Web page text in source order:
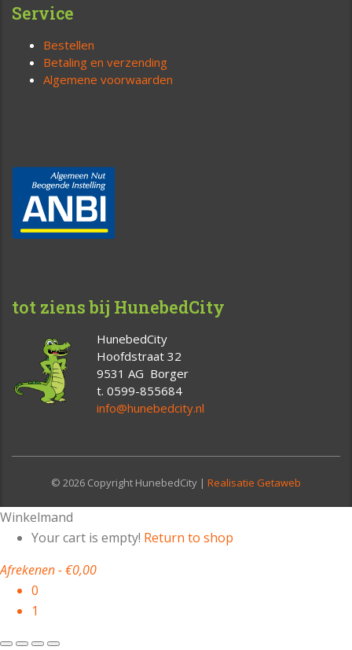
Service
Bestellen
Betaling en verzending
Algemene voorwaarden
tot ziens bij HunebedCity
HunebedCity
Hoofdstraat 32
9531 AG Borger
t. 0599-855684
info@hunebedcity.nl
© 2026 Copyright HunebedCity | Realisatie Getaweb
Winkelmand
Your cart is empty! Return to shop
Afrekenen-€0,00
0
1